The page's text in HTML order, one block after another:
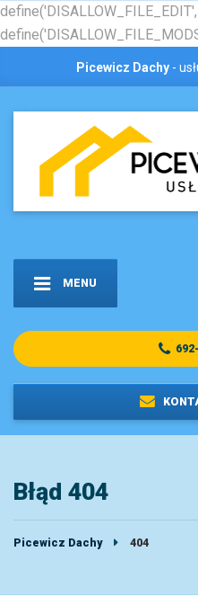
Picewicz Dachy -
MENU
Błąd 404
Picewicz Dachy 404